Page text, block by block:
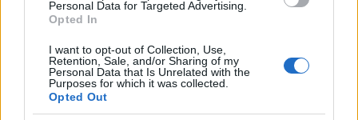
Personal Data for Targeted Advertising.
Opted In
I want to opt-out of Collection, Use,
Retention, Sale, and/or Sharing of my
Personal Data that Is Unrelated with the
Purposes for which it was collected.
Opted Out